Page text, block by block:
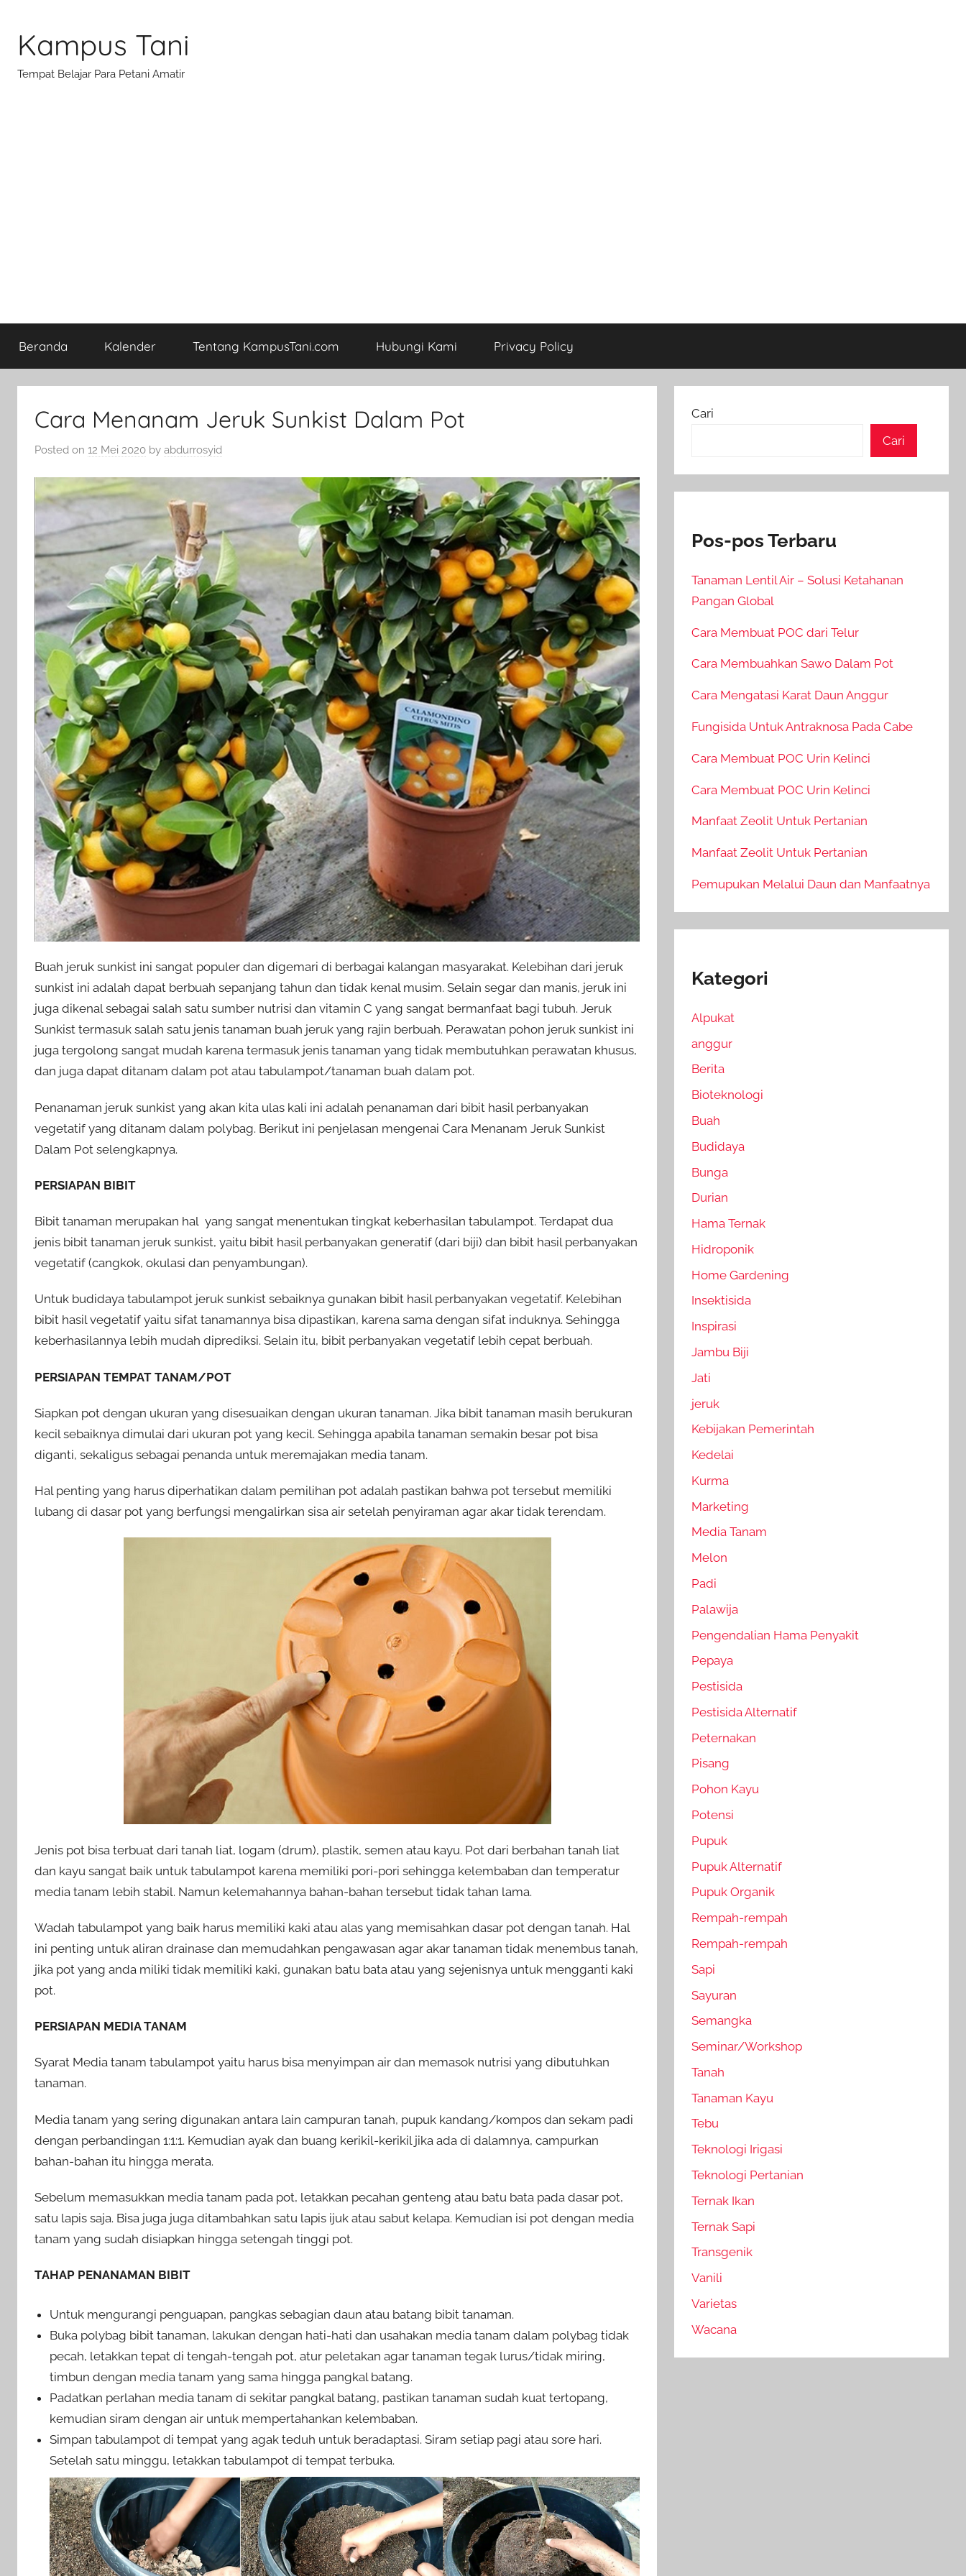
content
Kampus Tani
Tempat Belajar Para Petani Amatir
Beranda Kalender Tentang KampusTani.com Hubungi Kami Privacy Policy
Cara Menanam Jeruk Sunkist Dalam Pot
Posted on 12 Mei 2020 by abdurrosyid
Buah jeruk sunkist ini sangat populer dan digemari di berbagai kalangan masyarakat. Kelebihan dari jeruk
sunkist ini adalah dapat berbuah sepanjang tahun dan tidak kenal musim. Selain segar dan manis, jeruk ini
juga dikenal sebagai salah satu sumber nutrisi dan vitamin C yang sangat bermanfaat bagi tubuh. Jeruk
Sunkist termasuk salah satu jenis tanaman buah jeruk yang rajin berbuah. Perawatan pohon jeruk sunkist ini
juga tergolong sangat mudah karena termasuk jenis tanaman yang tidak membutuhkan perawatan khusus,
dan juga dapat ditanam dalam pot atau tabulampot/tanaman buah dalam pot.
Penanaman jeruk sunkist yang akan kita ulas kali ini adalah penanaman dari bibit hasil perbanyakan
vegetatif yang ditanam dalam polybag. Berikut ini penjelasan mengenai Cara Menanam Jeruk Sunkist
Dalam Pot selengkapnya.
PERSIAPAN BIBIT
Bibit tanaman merupakan hal yang sangat menentukan tingkat keberhasilan tabulampot. Terdapat dua
jenis bibit tanaman jeruk sunkist, yaitu bibit hasil perbanyakan generatif (dari biji) dan bibit hasil perbanyakan
vegetatif (cangkok, okulasi dan penyambungan).
Untuk budidaya tabulampot jeruk sunkist sebaiknya gunakan bibit hasil perbanyakan vegetatif. Kelebihan
bibit hasil vegetatif yaitu sifat tanamannya bisa dipastikan, karena sama dengan sifat induknya. Sehingga
keberhasilannya lebih mudah diprediksi. Selain itu, bibit perbanyakan vegetatif lebih cepat berbuah.
PERSIAPAN TEMPAT TANAM/POT
Siapkan pot dengan ukuran yang disesuaikan dengan ukuran tanaman. Jika bibit tanaman masih berukuran
kecil sebaiknya dimulai dari ukuran pot yang kecil. Sehingga apabila tanaman semakin besar pot bisa
diganti, sekaligus sebagai penanda untuk meremajakan media tanam.
Hal penting yang harus diperhatikan dalam pemilihan pot adalah pastikan bahwa pot tersebut memiliki
lubang di dasar pot yang berfungsi mengalirkan sisa air setelah penyiraman agar akar tidak terendam.
Jenis pot bisa terbuat dari tanah liat, logam (drum), plastik, semen atau kayu. Pot dari berbahan tanah liat
dan kayu sangat baik untuk tabulampot karena memiliki pori-pori sehingga kelembaban dan temperatur
media tanam lebih stabil. Namun kelemahannya bahan-bahan tersebut tidak tahan lama.
Wadah tabulampot yang baik harus memiliki kaki atau alas yang memisahkan dasar pot dengan tanah. Hal
ini penting untuk aliran drainase dan memudahkan pengawasan agar akar tanaman tidak menembus tanah,
jika pot yang anda miliki tidak memiliki kaki, gunakan batu bata atau yang sejenisnya untuk mengganti kaki
pot.
PERSIAPAN MEDIA TANAM
Syarat Media tanam tabulampot yaitu harus bisa menyimpan air dan memasok nutrisi yang dibutuhkan
tanaman.
Media tanam yang sering digunakan antara lain campuran tanah, pupuk kandang/kompos dan sekam padi
dengan perbandingan 1:1:1. Kemudian ayak dan buang kerikil-kerikil jika ada di dalamnya, campurkan
bahan-bahan itu hingga merata.
Sebelum memasukkan media tanam pada pot, letakkan pecahan genteng atau batu bata pada dasar pot,
satu lapis saja. Bisa juga juga ditambahkan satu lapis ijuk atau sabut kelapa. Kemudian isi pot dengan media
tanam yang sudah disiapkan hingga setengah tinggi pot.
TAHAP PENANAMAN BIBIT
Untuk mengurangi penguapan, pangkas sebagian daun atau batang bibit tanaman.
Buka polybag bibit tanaman, lakukan dengan hati-hati dan usahakan media tanam dalam polybag tidak
pecah, letakkan tepat di tengah-tengah pot, atur peletakan agar tanaman tegak lurus/tidak miring,
timbun dengan media tanam yang sama hingga pangkal batang.
Padatkan perlahan media tanam di sekitar pangkal batang, pastikan tanaman sudah kuat tertopang,
kemudian siram dengan air untuk mempertahankan kelembaban.
Simpan tabulampot di tempat yang agak teduh untuk beradaptasi. Siram setiap pagi atau sore hari.
Setelah satu minggu, letakkan tabulampot di tempat terbuka.
Cari
Cari
Pos-pos Terbaru
Tanaman Lentil Air – Solusi Ketahanan
Pangan Global
Cara Membuat POC dari Telur
Cara Membuahkan Sawo Dalam Pot
Cara Mengatasi Karat Daun Anggur
Fungisida Untuk Antraknosa Pada Cabe
Cara Membuat POC Urin Kelinci
Cara Membuat POC Urin Kelinci
Manfaat Zeolit Untuk Pertanian
Manfaat Zeolit Untuk Pertanian
Pemupukan Melalui Daun dan Manfaatnya
Kategori
Alpukat
anggur
Berita
Bioteknologi
Buah
Budidaya
Bunga
Durian
Hama Ternak
Hidroponik
Home Gardening
Insektisida
Inspirasi
Jambu Biji
Jati
jeruk
Kebijakan Pemerintah
Kedelai
Kurma
Marketing
Media Tanam
Melon
Padi
Palawija
Pengendalian Hama Penyakit
Pepaya
Pestisida
Pestisida Alternatif
Peternakan
Pisang
Pohon Kayu
Potensi
Pupuk
Pupuk Alternatif
Pupuk Organik
Rempah-rempah
Rempah-rempah
Sapi
Sayuran
Semangka
Seminar/Workshop
Tanah
Tanaman Kayu
Tebu
Teknologi Irigasi
Teknologi Pertanian
Ternak Ikan
Ternak Sapi
Transgenik
Vanili
Varietas
Wacana